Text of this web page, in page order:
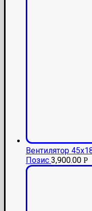
Вентилятор
Позис 3,900.00 Р